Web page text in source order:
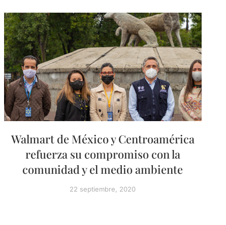
Walmart de México y Centroamérica
refuerza su compromiso con la
comunidad y el medio ambiente
22 septiembre, 2020